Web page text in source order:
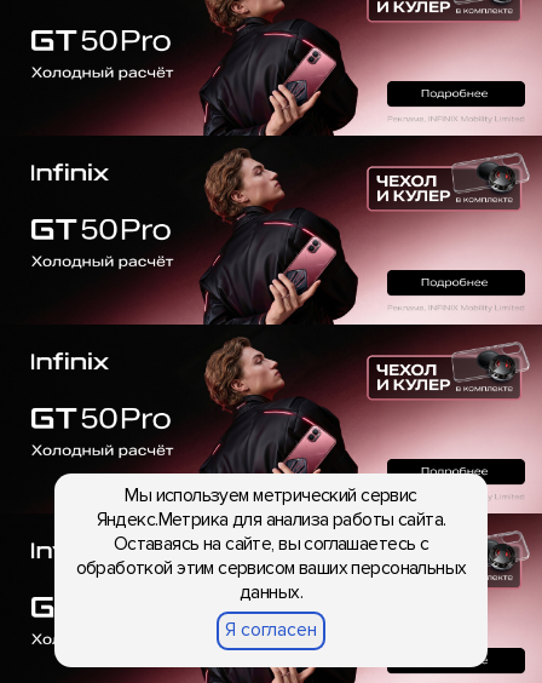
Мы используем метрический сервис
Яндекс.Метрика для анализа работы сайта.
Оставаясь на сайте, вы соглашаетесь с
обработкой этим сервисом ваших персональных
данных.
Я согласен